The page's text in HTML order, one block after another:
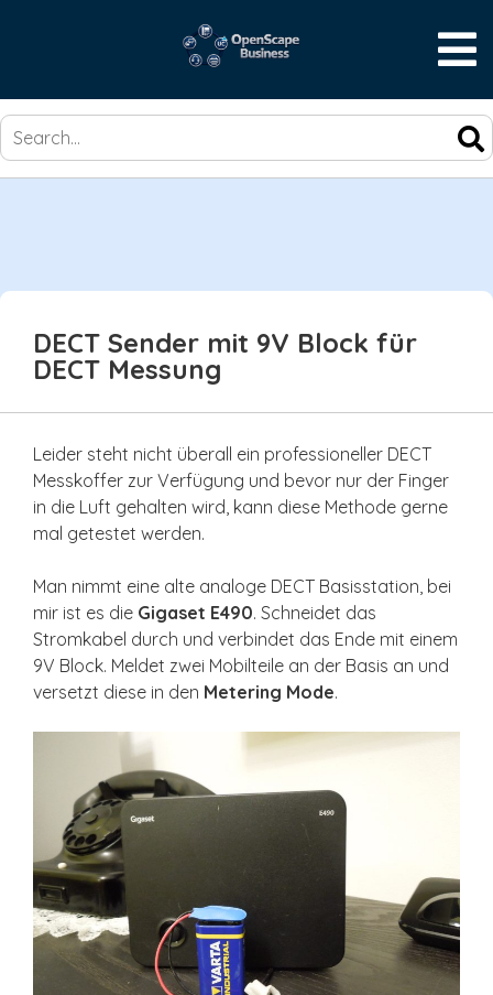
SKIP
CONTENT
DECT Sender mit 9V Block für
DECT Messung
Leider steht nicht überall ein professioneller DECT
Messkoffer zur Verfügung und bevor nur der Finger
in die Luft gehalten wird, kann diese Methode gerne
mal getestet werden.
Man nimmt eine alte analoge DECT Basisstation, bei
mir ist es die Gigaset E490. Schneidet das
Stromkabel durch und verbindet das Ende mit einem
9V Block. Meldet zwei Mobilteile an der Basis an und
versetzt diese in den Metering Mode.